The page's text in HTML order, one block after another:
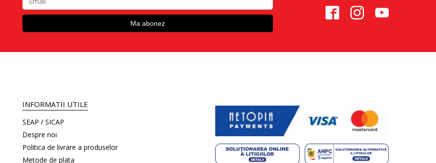
INFORMATII UTILE
SEAP / SICAP
Despre noi
Politica de livrare a produselor
Metode de plata